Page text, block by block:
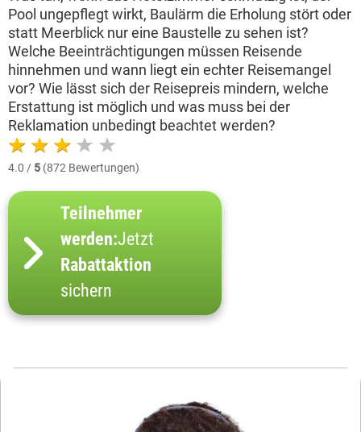
Pool ungepflegt wirkt, Baulärm die Erholung stört oder
statt Meerblick nur eine Baustelle zu sehen ist?
Welche Beeinträchtigungen müssen Reisende
hinnehmen und wann liegt ein echter Reisemangel
vor? Wie lässt sich der Reisepreis mindern, welche
Erstattung ist möglich und was muss bei der
Reklamation unbedingt beachtet werden?
4.0 / 5 (872 Bewertungen)
Teilnehmer
werden:Jetzt
Rabattaktion
sichern